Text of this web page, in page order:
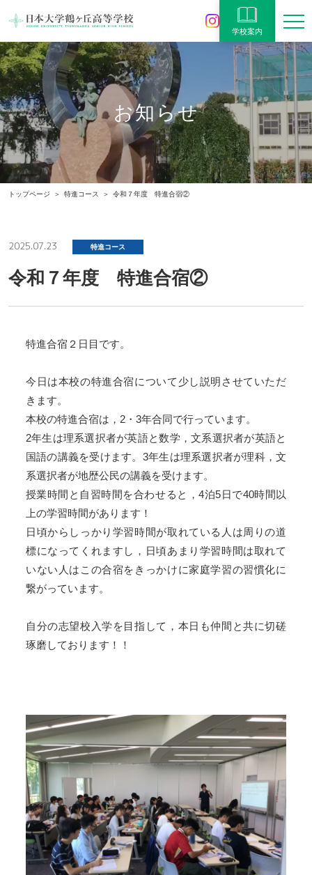
学校案内
お知らせ
トップページ 特進コース 令和７年度 特進合宿②
2025.07.23 特進コース
令和７年度 特進合宿②
特進合宿２日目です。
今日は本校の特進合宿について少し説明させていただ
きます。
本校の特進合宿は，2・3年合同で行っています。
2年生は理系選択者が英語と数学，文系選択者が英語と
国語の講義を受けます。3年生は理系選択者が理科，文
系選択者が地歴公民の講義を受けます。
授業時間と自習時間を合わせると，4泊5日で40時間以
上の学習時間があります！
日頃からしっかり学習時間が取れている人は周りの道
標になってくれますし，日頃あまり学習時間は取れて
いない人はこの合宿をきっかけに家庭学習の習慣化に
繋がっています。
自分の志望校入学を目指して，本日も仲間と共に切磋
琢磨しております！！